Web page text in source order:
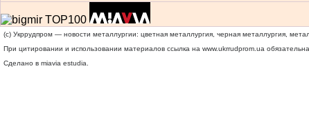
(c) Укррудпром — новости металлургии: цветная металлургия, черная металлургия,
При цитировании и использовании материалов ссылка на www.ukrrudprom.ua
Сделано в miavia estudia.